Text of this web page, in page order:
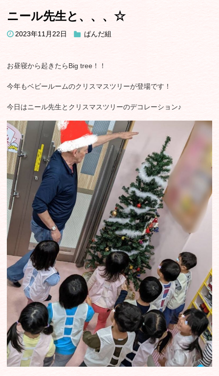
ニール先生と、、、☆
2023年11月22日 ぱんだ組
お昼寝から起きたらBig tree！！
今年もベビールームのクリスマスツリーが登場です！
今日はニール先生とクリスマスツリーのデコレーション♪